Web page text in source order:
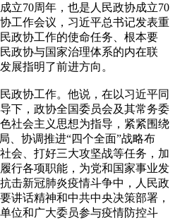
立70周年，也是人民政协成立70
工作会议，习近平总书记发表重
政协工作的使命任务、根本要
政协与国家治理体系的内在联
展指明了前进方向。
政协工作。他说，在以习近平同
下，政协全国委员会及其常务委
社会主义思想为指导，紧紧围绕
、协调推进“四个全面”战略布
会、打好三大攻坚战等任务，加
行各项职能，为党和国家事业发
击新冠肺炎疫情斗争中，人民政
讲话精神和中共中央决策部署，
位和广大委员参与疫情防控斗